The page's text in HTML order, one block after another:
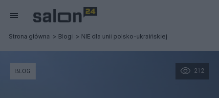
Strona główna Blogi NIE dla unii polsko-ukraińskiej
212
BLOG